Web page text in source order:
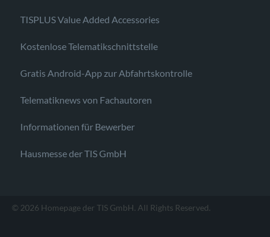
TISPLUS Value Added Accessories
Kostenlose Telematikschnittstelle
Gratis Android-App zur Abfahrtskontrolle
Telematiknews von Fachautoren
Informationen für Bewerber
Hausmesse der TIS GmbH
© 2026 Homepage der TIS GmbH. All Rights Reserved.